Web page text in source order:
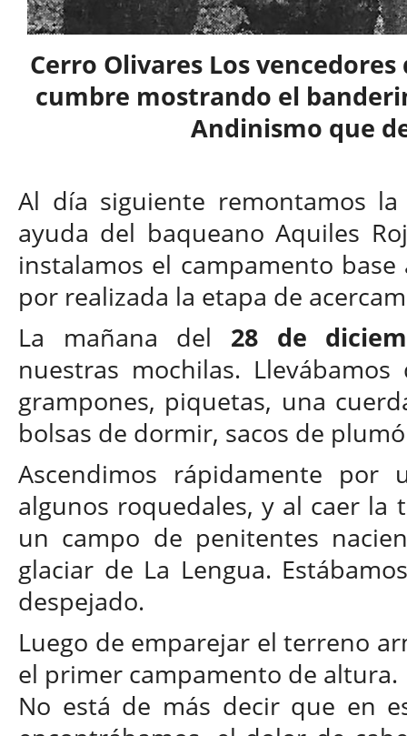
Cerro Olivares Los
cumbre mostrando el
Andinismo que
Al día siguiente remontamos
ayuda del baqueano Aquiles
instalamos el campamento
por realizada la etapa de
La mañana del 28 de
nuestras mochilas.
grampones, piquetas, una
bolsas de dormir, sacos de
Ascendimos rápidamente
algunos roquedales, y al caer
un campo de penitentes
glaciar de La Lengua.
despejado.
Luego de emparejar el terreno
el primer campamento de altura.
No está de más decir que en